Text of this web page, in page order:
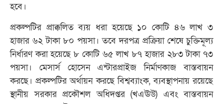
হবে।
প্রকল্পটির প্রাক্কলিত ব্যয় ধরা হয়েছে ১০ কোটি ৪৬ লাখ ৩
হাজার ৬২ টাকা ৮০ পয়সা। তবে দরপত্র প্রক্রিয়া শেষে চুক্তিমূল্য
নির্ধারণ করা হয়েছে ৮ কোটি ৬৫ লাখ ৮৭ হাজার ২৮৩ টাকা ৭৩
পয়সা। মেসার্স হোসেন এন্টারপ্রাইজ নির্মাণকাজ বাস্তবায়ন
করছে। প্রকল্পটির অর্থায়ন করছে বিশ্বব্যাংক, ব্যবস্থাপনায় রয়েছে
স্থানীয় সরকার প্রকৌশল অধিদপ্তর (খএঊউ) এবং বাস্তবায়ন